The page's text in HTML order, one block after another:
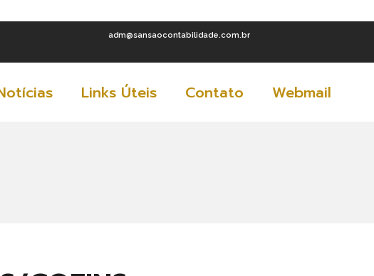
adm@sansaocontabilidade.com.br
Links Úteis Contato Webmail